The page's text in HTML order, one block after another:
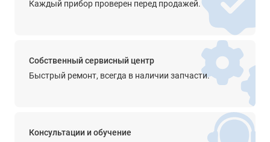
Каждый прибор проверен перед продажей.
Собственный сервисный центр
Быстрый ремонт, всегда в наличии запчасти.
Консультации и обучение